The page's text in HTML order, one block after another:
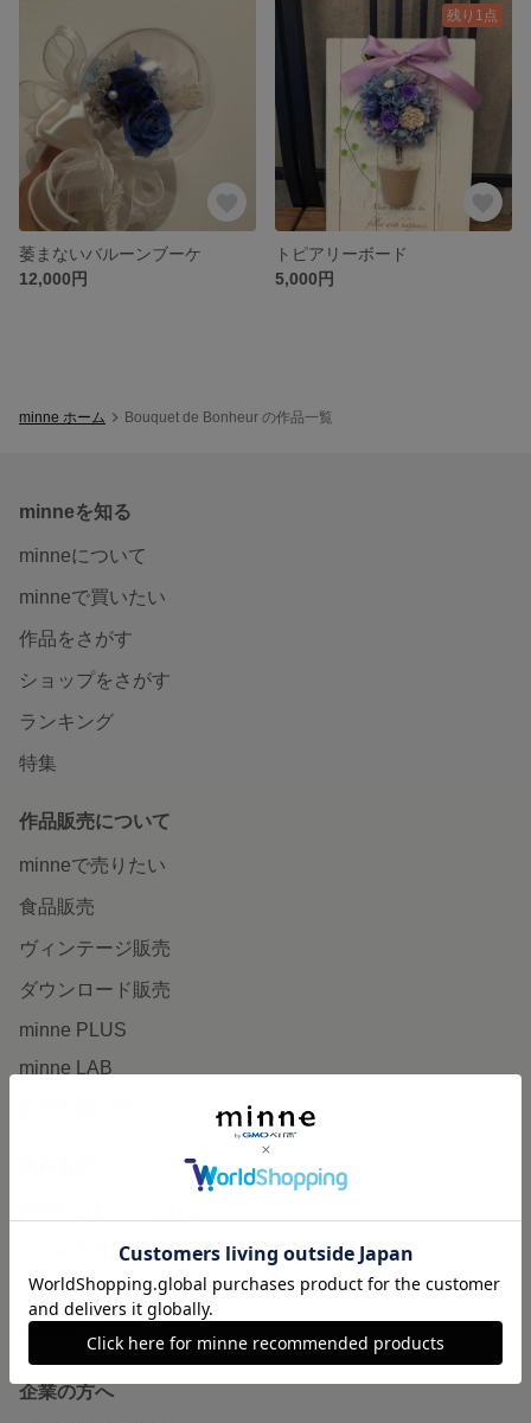
萎まないバルーンブーケ
12,000円
残り1点
トピアリーボード
5,000円
minne ホーム Bouquet de Bonheur の作品一覧
minneを知る
minneについて
minneで買いたい
作品をさがす
ショップをさがす
ランキング
特集
作品販売について
minneで売りたい
食品販売
ヴィンテージ販売
ダウンロード販売
minne PLUS
minne LAB
販売支援企画・イベント
minne学習帖
ニュース
minneの本
企業の方へ